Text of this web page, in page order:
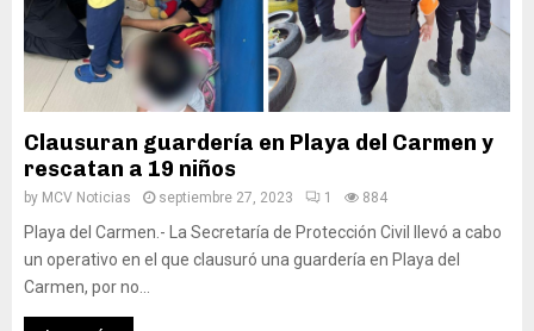
Clausuran guardería en Playa del Carmen y
rescatan a 19 niños
by MCV Noticias septiembre 27, 2023 1 884
Playa del Carmen.- La Secretaría de Protección Civil llevó a cabo
un operativo en el que clausuró una guardería en Playa del
Carmen, por no...